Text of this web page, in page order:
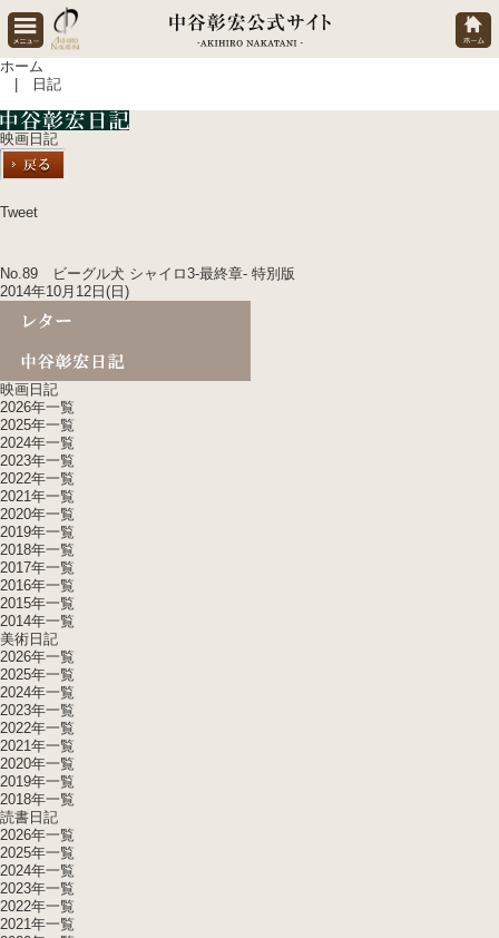
ホーム
| 日記
映画日記
Tweet
No.89 ビーグル犬 シャイロ3-最終章- 特別版
2014年10月12日(日)
映画日記
2026年一覧
2025年一覧
2024年一覧
2023年一覧
2022年一覧
2021年一覧
2020年一覧
2019年一覧
2018年一覧
2017年一覧
2016年一覧
2015年一覧
2014年一覧
美術日記
2026年一覧
2025年一覧
2024年一覧
2023年一覧
2022年一覧
2021年一覧
2020年一覧
2019年一覧
2018年一覧
読書日記
2026年一覧
2025年一覧
2024年一覧
2023年一覧
2022年一覧
2021年一覧